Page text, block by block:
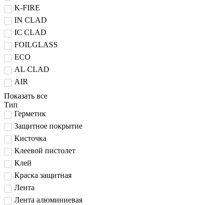
K-FIRE
IN CLAD
IC CLAD
FOILGLASS
ECO
AL CLAD
AIR
Показать все
Тип
Герметик
Защитное покрытие
Кисточка
Клеевой пистолет
Клей
Краска защитная
Лента
Лента алюминиевая